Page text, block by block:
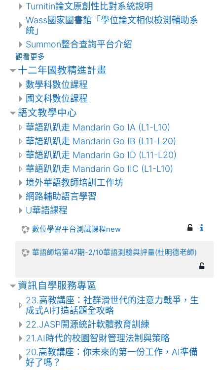
Turnitin論文原創性比對系統說明
Wass國家圖書館「學位論文相似檢測輔助系
統」
Summon整合查詢平台介紹
觀看更多
十二年國教精進計畫
數學科數位課程
國文科數位課程
語文教學中心
華語趴趴走 Mandarin Go IA (L1-L10)
華語趴趴走 Mandarin Go IB (L11-L20)
華語趴趴走 Mandarin Go ID (L11-L20)
華語趴趴走 Mandarin Go IIC (L1-L10)
境外華語教師培訓工作坊
網路輔助語言學習
U華語課程
數位學習平台測試課程new
華語師培第47期-2/10華語測驗與評量(杜明德老師)
資訊自學服務專區
23.高教講座：社群滑世代的注意力戰爭，生
成式AI打造話題全攻略
22.JASP開源統計軟體教育訓練
21.AI時代的校園智財管理法制與策略
20.高教講座：你未來的第一份工作，AI準備
好了嗎？